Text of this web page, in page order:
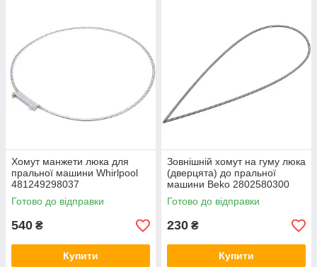
Хомут манжети люка для
пральної машини Whirlpool
481249298037
Готово до відправки
540 ₴
Купити
Зовнішній хомут на гуму люка
(дверцята) до пральної
машини Beko 2802580300
Готово до відправки
230 ₴
Купити